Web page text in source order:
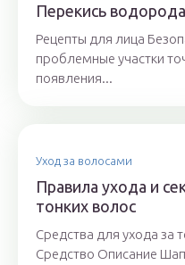
Перекись
Рецепты для лица
проблемные участки
появления...
Уход за волосами
Правила ухода и
тонких волос
Средства для ухода
Средство Описание